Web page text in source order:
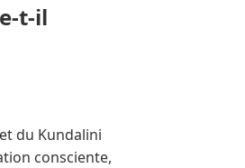
t-il
du Kundalini
consciente,